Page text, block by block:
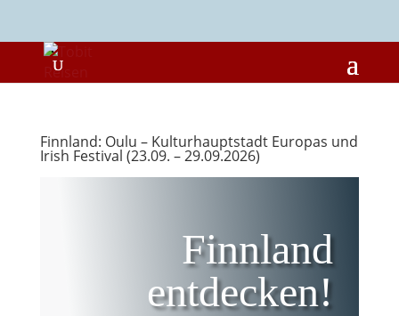
Finnland: Oulu – Kulturhauptstadt Europas und
Irish Festival (23.09. – 29.09.2026)
Finnland
entdecken!